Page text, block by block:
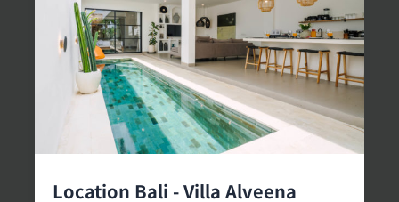
Location Bali - Villa Alveena